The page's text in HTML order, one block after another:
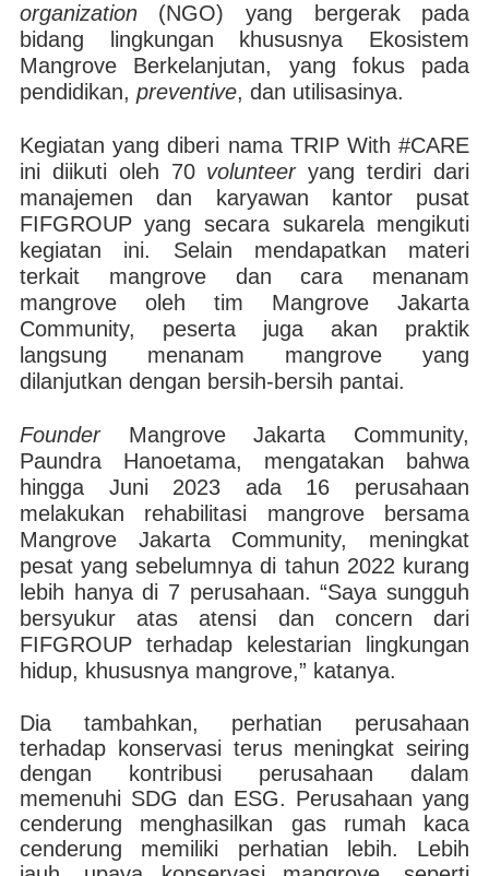
organization(NGO) yang bergerak pada
bidang lingkungan khususnya Ekosistem
Mangrove Berkelanjutan, yang fokus pada
pendidikan, preventive, dan utilisasinya.
Kegiatan yang diberi nama TRIP With #CARE
ini diikuti oleh 70 volunteeryang terdiri dari
manajemen dan karyawan kantor pusat
FIFGROUP yang secara sukarela mengikuti
kegiatan ini. Selain mendapatkan materi
terkait mangrove dan cara menanam
mangrove oleh tim Mangrove Jakarta
Community, peserta juga akan praktik
langsung menanam mangrove yang
dilanjutkan dengan bersih-bersih pantai.
FounderMangrove Jakarta Community,
Paundra Hanoetama, mengatakan bahwa
hingga Juni 2023 ada 16 perusahaan
melakukan rehabilitasi mangrove bersama
Mangrove Jakarta Community, meningkat
pesat yang sebelumnya di tahun 2022 kurang
lebih hanya di 7 perusahaan. “Saya sungguh
bersyukur atas atensi dan concern dari
FIFGROUP terhadap kelestarian lingkungan
hidup, khususnya mangrove,” katanya.
Dia tambahkan, perhatian perusahaan
terhadap konservasi terus meningkat seiring
dengan kontribusi perusahaan dalam
memenuhi SDG dan ESG. Perusahaan yang
cenderung menghasilkan gas rumah kaca
cenderung memiliki perhatian lebih. Lebih